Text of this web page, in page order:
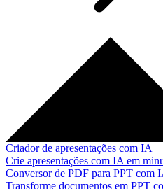
Criador de apresentações com IA
Crie apresentações com IA em
Conversor de PDF para PPT com
Transforme documentos em PPT